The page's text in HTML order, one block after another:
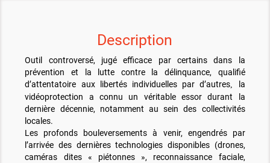
Description
Outil controversé, jugé efficace par certains dans la
prévention et la lutte contre la délinquance, qualifié
d’attentatoire aux libertés individuelles par d’autres,
la
vidéoprotection a connu un véritable essor durant la
dernière décennie, notamment au sein des collectivités
locales.
Les profonds bouleversements à venir, engendrés par
l’arrivée des dernières technologies disponibles (drones,
caméras dites « piétonnes », reconnaissance faciale,